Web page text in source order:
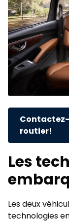
routier!
Les
Les deux
technologies